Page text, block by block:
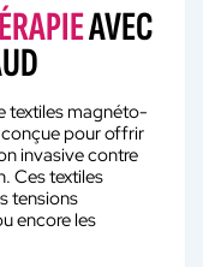
AVEC
textiles magnéto-
pour offrir
invasive contre
Ces textiles
tensions
encore les